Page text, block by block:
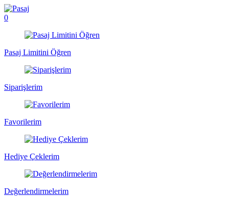
0
Pasaj Limitini Öğren
Siparişlerim
Favorilerim
Hediye Çeklerim
Değerlendirmelerim